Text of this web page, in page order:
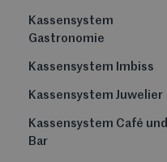
Kassensystem
Gastronomie
Kassensystem Imbiss
Kassensystem Juwelier
Kassensystem Café und
Bar